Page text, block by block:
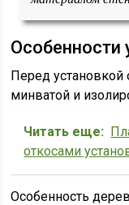
Особенности
Перед установкой
минватой и
Читать еще:
откосами
Особенность